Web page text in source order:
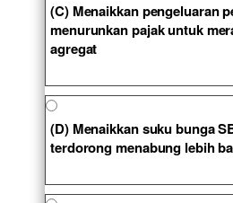
(C) Menaikkan pengeluaran
menurunkan pajak untuk
agregat
(D) Menaikkan suku bunga
terdorong menabung lebih